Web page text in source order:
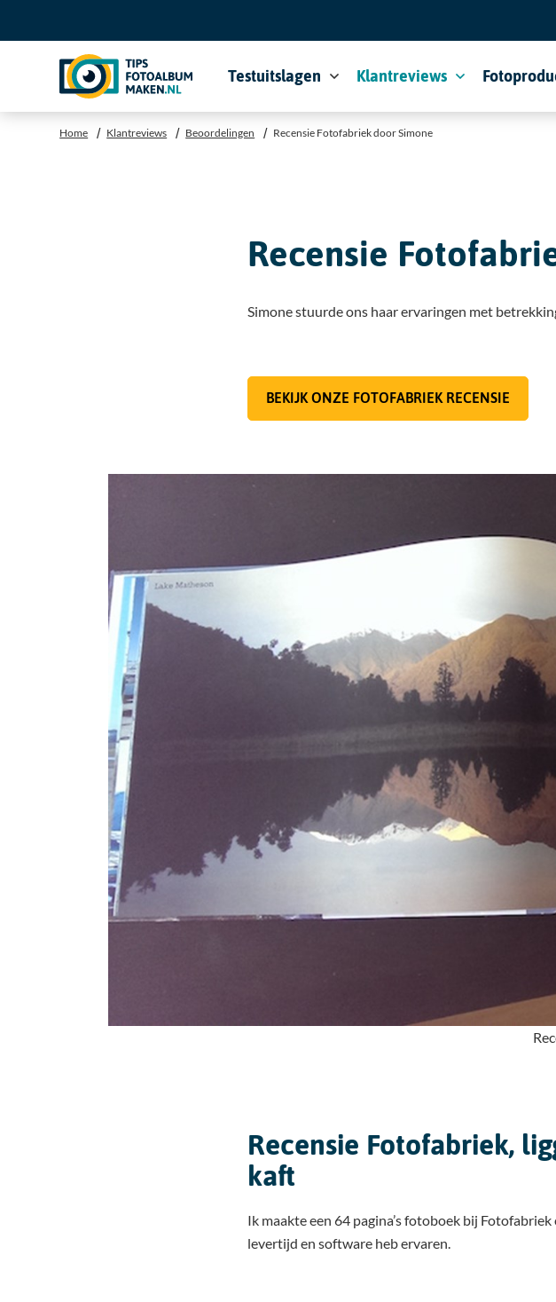
Testuitslagen Klantreviews
U bent hier:
Home Klantreviews Beoordelingen Recensie Fotofabriek door Simone
Recensie
Simone stuurde ons haar ervaringen met
BEKIJK ONZE FOTOFABRIEK RECENSIE
Recensie Fotofabriek,
kaft
Ik maakte een 64 pagina’s fotoboek bij
levertijd en software heb ervaren.